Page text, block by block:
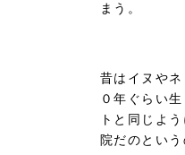
まう。
昔はイヌや
０年ぐらい
トと同じよ
院だのとい